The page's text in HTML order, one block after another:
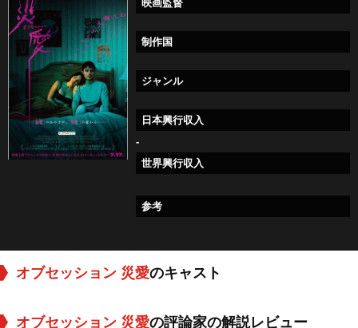
映画監督
制作国
ジャンル
日本興行収入
-
世界興行収入
参考
オブセッション 災愛のキャスト
オブセッション 災愛の評論家の解説レビュー